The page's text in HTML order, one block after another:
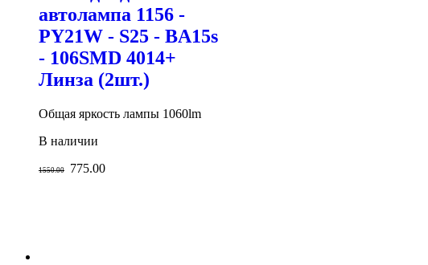
автолампа 1156 -
PY21W - S25 - BA15s
- 106SMD 4014+
Линза (2шт.)
Общая яркость лампы 1060lm
В наличии
1550.00 775.00